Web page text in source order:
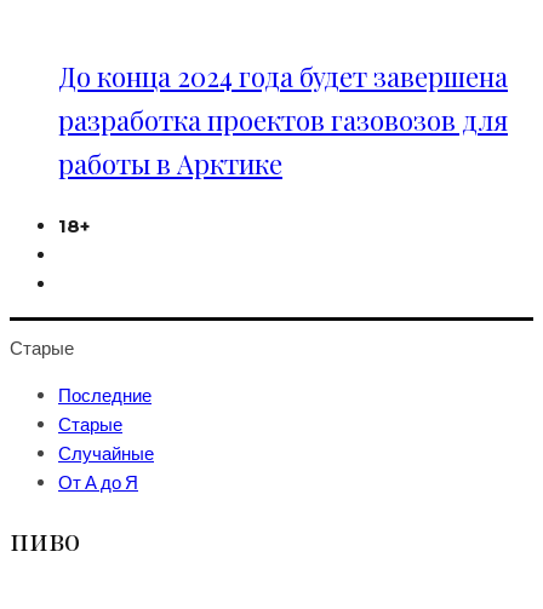
До конца 2024 года будет завершена
разработка проектов газовозов для
работы в Арктике
18+
Старые
Последние
Старые
Случайные
От А до Я
пиво